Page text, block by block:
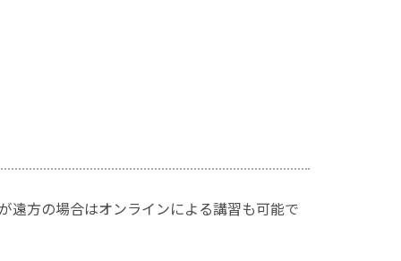
遠方の場合はオンラインによる講習も可能で